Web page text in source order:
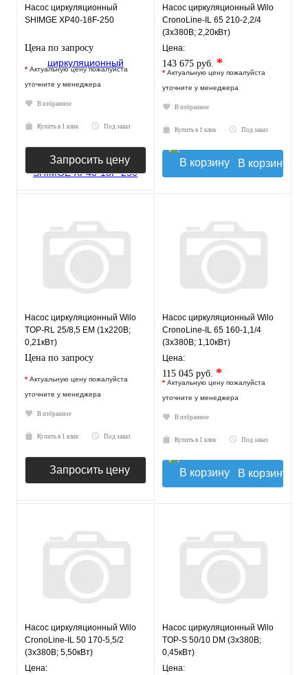
Насос циркуляционный
SHIMGE XP40-18F-250
Цена по запросу
* Актуальную цену пожалуйста
уточните у менеджера
В избранное
Купить в 1 клик Под заказ
Запросить цену
Насос циркуляционный Wilo
CronoLine-IL 65 210-2,2/4
(3х380В; 2,20кВт)
Цена:
143 675 руб. *
* Актуальную цену пожалуйста
уточните у менеджера
В избранное
Купить в 1 клик Под заказ
В корзину
Насос циркуляционный Wilo
TOP-RL 25/8,5 EM (1х220В;
0,21кВт)
Цена по запросу
* Актуальную цену пожалуйста
уточните у менеджера
В избранное
Купить в 1 клик Под заказ
Запросить цену
Насос циркуляционный Wilo
CronoLine-IL 65 160-1,1/4
(3х380В; 1,10кВт)
Цена:
115 045 руб. *
* Актуальную цену пожалуйста
уточните у менеджера
В избранное
Купить в 1 клик Под заказ
В корзину
Насос циркуляционный Wilo
CronoLine-IL 50 170-5,5/2
(3х380В; 5,50кВт)
Цена:
Насос циркуляционный Wilo
TOP-S 50/10 DM (3х380В;
0,45кВт)
Цена: